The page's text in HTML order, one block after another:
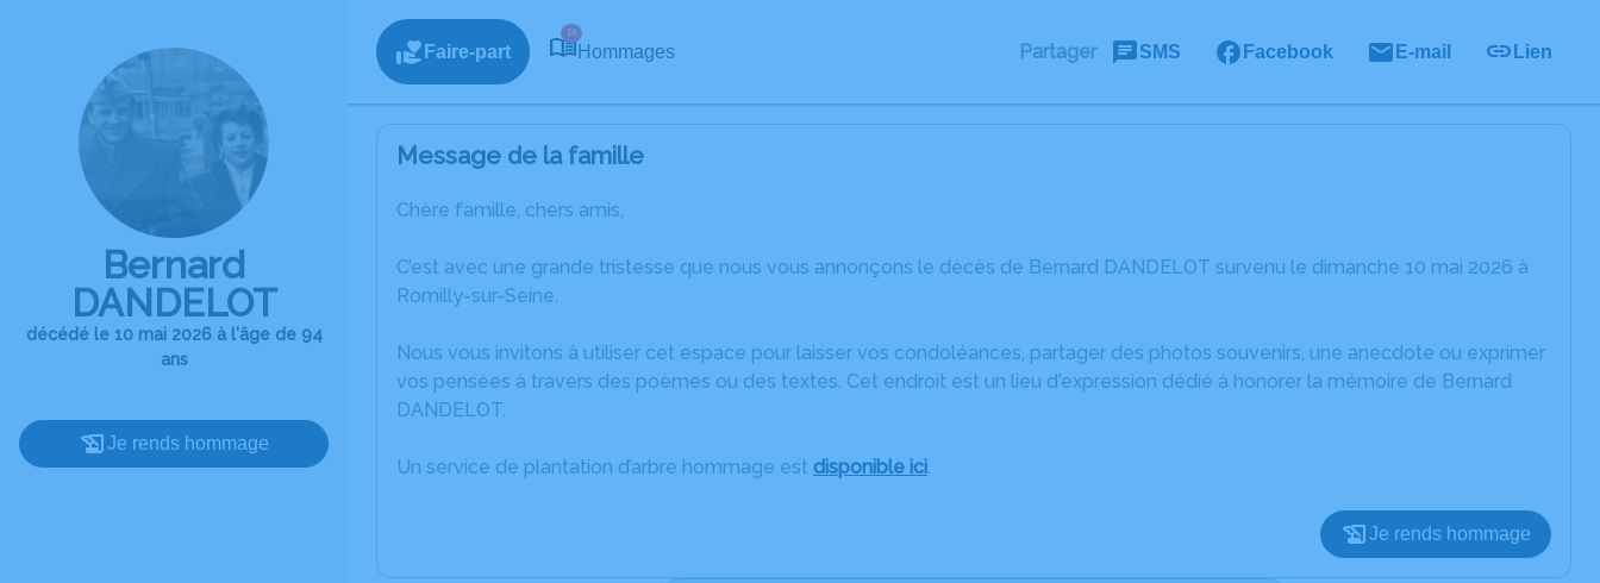
Bernard
DANDELOT
décédé le 10 mai 2026 à l'âge de 94
ans
Je rends hommage
Faire-part
14
Hommages Partager SMS Facebook E-mail Lien
Message de la famille
Chère famille, chers amis,
C’est avec une grande tristesse que nous vous annonçons le décès de Bernard DANDELOT survenu le dimanche 10 mai 2026 à
Romilly-sur-Seine.
Nous vous invitons à utiliser cet espace pour laisser vos condoléances, partager des photos souvenirs, une anecdote ou exprimer
vos pensées à travers des poèmes ou des textes. Cet endroit est un lieu d'expression dédié à honorer la mémoire de Bernard
DANDELOT.
Un service de plantation d’arbre hommage est disponible ici.
Je rends hommage